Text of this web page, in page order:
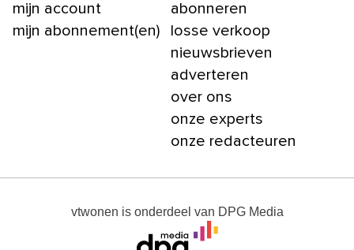
mijn account
mijn abonnement(en)
abonneren
losse verkoop
nieuwsbrieven
adverteren
over ons
onze experts
onze redacteuren
vtwonen is onderdeel van DPG Media